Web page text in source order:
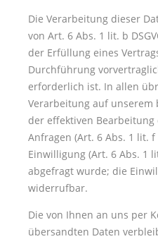
Die Verarbeitung dieser
von Art. 6 Abs. 1 lit. b
der Erfüllung eines
Durchführung
erforderlich ist. In allen
Verarbeitung auf unserem
der effektiven
Anfragen (Art. 6 Abs. 1 lit. f
Einwilligung (Art. 6 Abs. 1
abgefragt wurde; die
widerrufbar.
Die von Ihnen an uns per
übersandten Daten